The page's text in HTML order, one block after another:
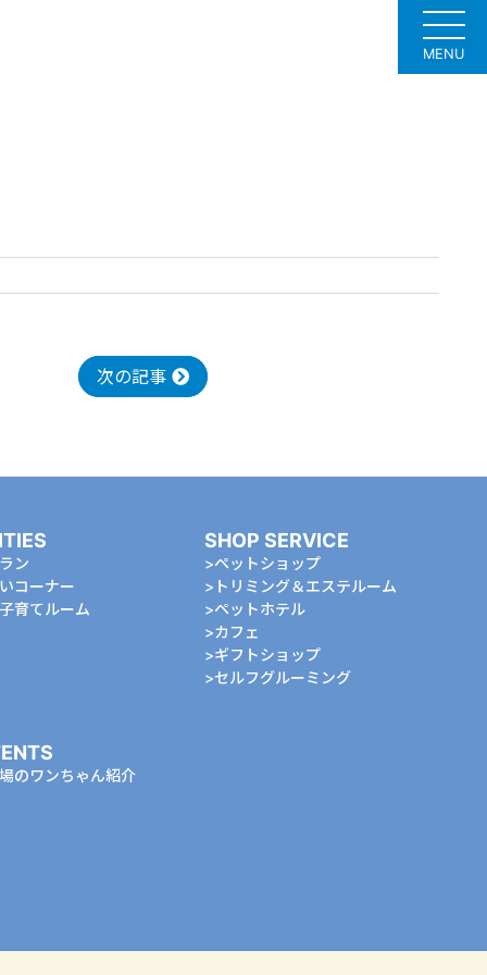
MENU
次の記事
ン
コーナー
育てルーム
SHOP SERVICE
ペットショップ
トリミング＆エステルーム
ペットホテル
カフェ
ギフトショップ
セルフグルーミング
のワンちゃん紹介